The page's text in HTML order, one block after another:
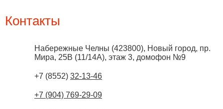
Контакты
Набережные Челны (423800), Новый город, пр.
Мира, 25В (11/14А), этаж 3, домофон №9
+7 (8552) 32-13-46
+7 (904) 769-29-09